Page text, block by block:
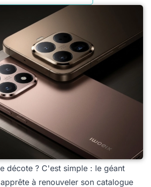
décote ? C'est simple : le géant
à renouveler son catalogue